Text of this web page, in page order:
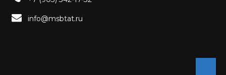
info@msbtat.ru